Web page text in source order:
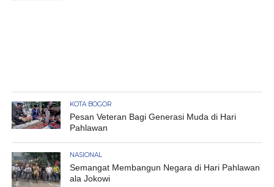
KOTA BOGOR
Pesan Veteran Bagi Generasi Muda di Hari
Pahlawan
NASIONAL
Semangat Membangun Negara di Hari Pahlawan
ala Jokowi